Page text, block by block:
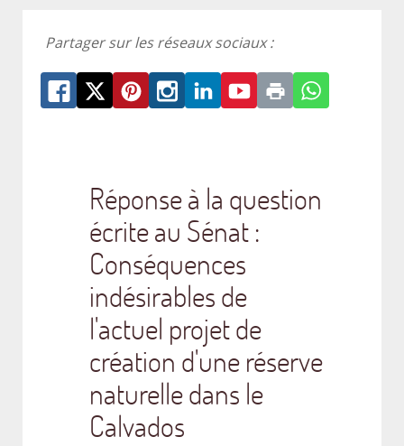
Partager sur les réseaux sociaux :
Réponse à la question
écrite au Sénat :
Conséquences
indésirables de
l'actuel projet de
création d'une réserve
naturelle dans le
Calvados